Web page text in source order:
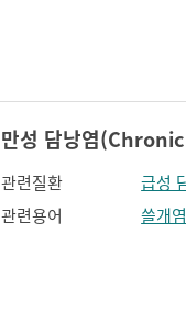
만성 담낭염
관련질환 급성
관련용어
쓸개염